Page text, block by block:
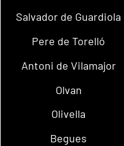
Salvador de Guardiola
Pere de Torelló
Antoni de Vilamajor
Olvan
Olivella
Begues